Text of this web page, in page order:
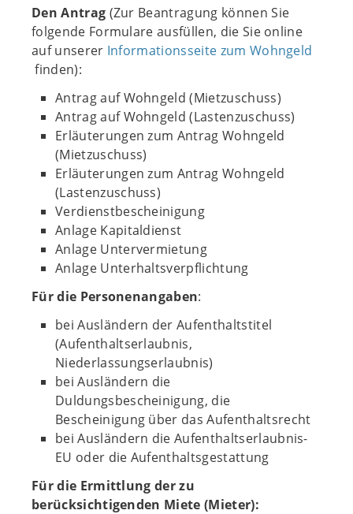
Den Antrag (Zur Beantragung können Sie
folgende Formulare ausfüllen, die Sie online
auf unserer Informationsseite zum Wohngeld
finden):
Antrag auf Wohngeld (Mietzuschuss)
Antrag auf Wohngeld (Lastenzuschuss)
Erläuterungen zum Antrag Wohngeld
(Mietzuschuss)
Erläuterungen zum Antrag Wohngeld
(Lastenzuschuss)
Verdienstbescheinigung
Anlage Kapitaldienst
Anlage Untervermietung
Anlage Unterhaltsverpflichtung
Für die Personenangaben:
bei Ausländern der Aufenthaltstitel
(Aufenthaltserlaubnis,
Niederlassungserlaubnis)
bei Ausländern die
Duldungsbescheinigung, die
Bescheinigung über das Aufenthaltsrecht
bei Ausländern die Aufenthaltserlaubnis-
EU oder die Aufenthaltsgestattung
Für die Ermittlung der zu
berücksichtigenden Miete (Mieter):